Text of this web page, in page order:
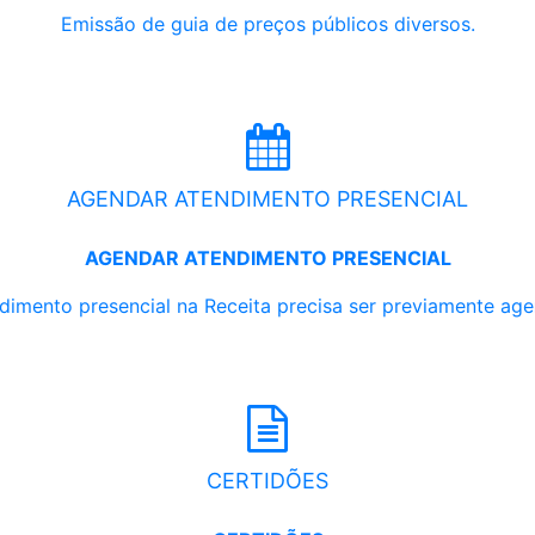
Emissão de guia de preços públicos diversos.
AGENDAR ATENDIMENTO PRESENCIAL
AGENDAR ATENDIMENTO PRESENCIAL
presencial na Receita precisa ser previamente
CERTIDÕES